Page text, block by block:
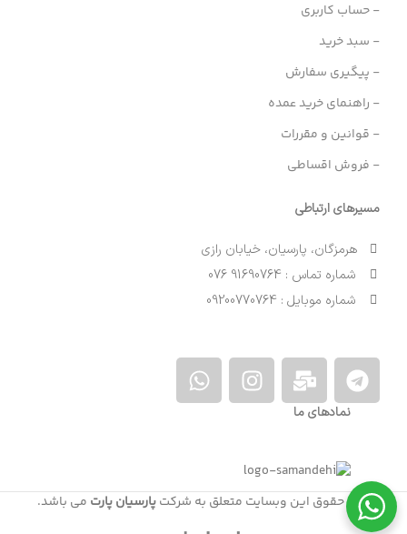
- حساب کاربری
- سبد خرید
- پیگیری سفارش
- راهنمای خرید عمده
- قوانین و مقررات
- فروش اقساطی
مسیرهای ارتباطی
هرمزگان، پارسیان، خیابان رازی
شماره تماس : 91690764 076
شماره موبایل : 09200770764
نمادهای ما
کلیه حقوق این وبسایت متعلق به شرکتپارسیان پارت می باشد.